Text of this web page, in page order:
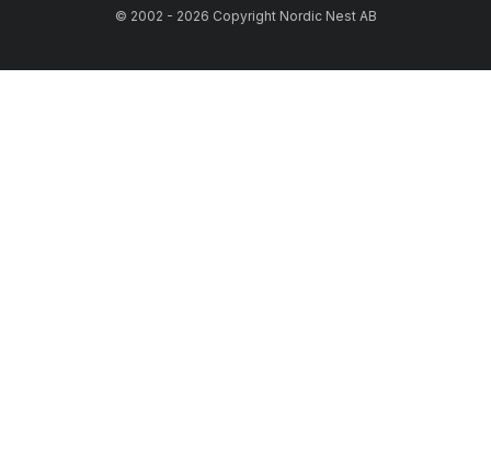
© 2002 - 2026 Copyright Nordic Nest AB